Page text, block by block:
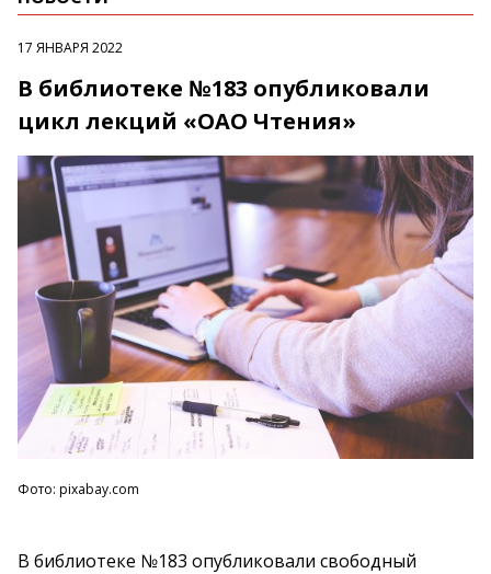
17 ЯНВАРЯ 2022
В библиотеке №183 опубликовали
цикл лекций «ОАО Чтения»
Фото: pixabay.com
В библиотеке №183 опубликовали свободный